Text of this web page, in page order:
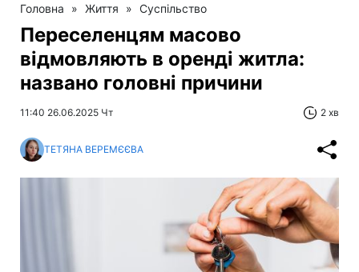
Головна » Життя » Суспільство
Переселенцям масово
відмовляють в оренді житла:
названо головні причини
11:40 26.06.2025 Чт 2 хв
ТЕТЯНА ВЕРЕМЄЄВА